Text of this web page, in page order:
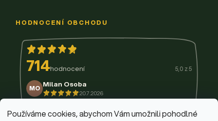
Používáme cookies, abychom Vám umožnili pohodlné
HODNOCENÍ OBCHODU
714hodnocení 5,0 z 5
MO Milan Osoba
20.7.2026
14.7.2026
11.7.2026
9.7.2026
3.7.2026
29.6.2026